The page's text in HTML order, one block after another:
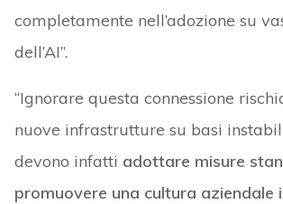
completamente nell’adozione su
dell’AI”.
“Ignorare questa connessione
nuove infrastrutture su basi
devono infatti adottare misure
promuovere una cultura aziendale